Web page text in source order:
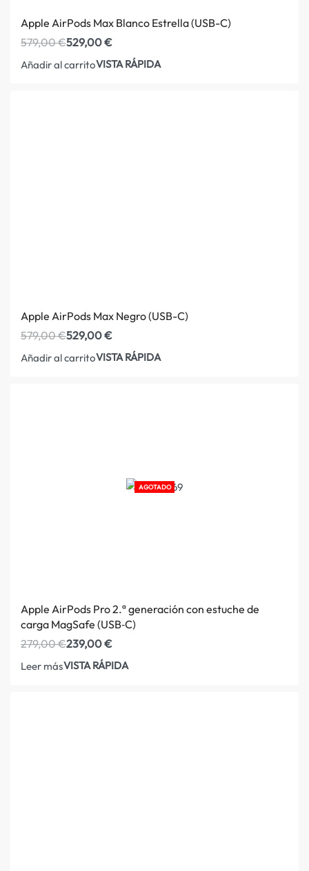
Apple AirPods Max Blanco Estrella (USB-C)
579,00€529,00€
Añadir al carritoVISTA RÁPIDA
Apple AirPods Max Negro (USB-C)
579,00€529,00€
Añadir al carritoVISTA RÁPIDA
AGOTADO
Apple AirPods Pro 2.ª generación con estuche de
carga MagSafe (USB‑C)
279,00€239,00€
Leer másVISTA RÁPIDA